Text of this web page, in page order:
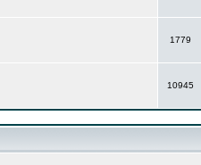
1779
10945